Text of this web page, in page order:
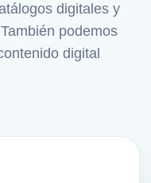
digitales y
podemos
digital